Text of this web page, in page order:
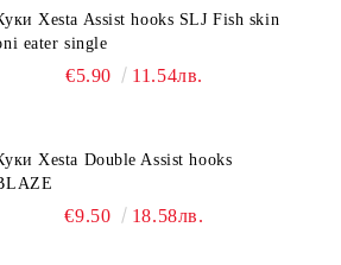
Xesta Assist hooks SLJ Fish skin
eater single
€5.90 11.54лв.
Xesta Double Assist hooks
€9.50 18.58лв.